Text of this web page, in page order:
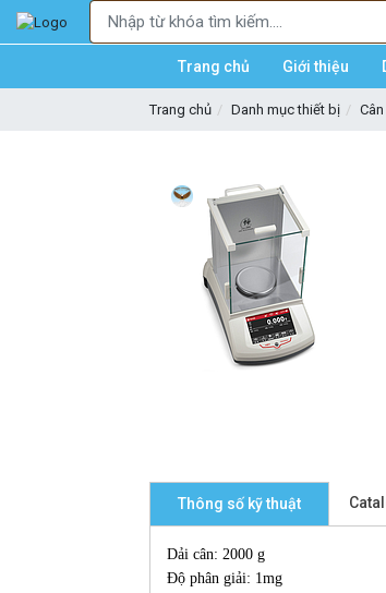
Trang chủ Giới thiệu
Trang chủ Danh mục thiết bị
Thông số kỹ thuật
Dải cân: 2000 g
Độ phân giải: 1mg